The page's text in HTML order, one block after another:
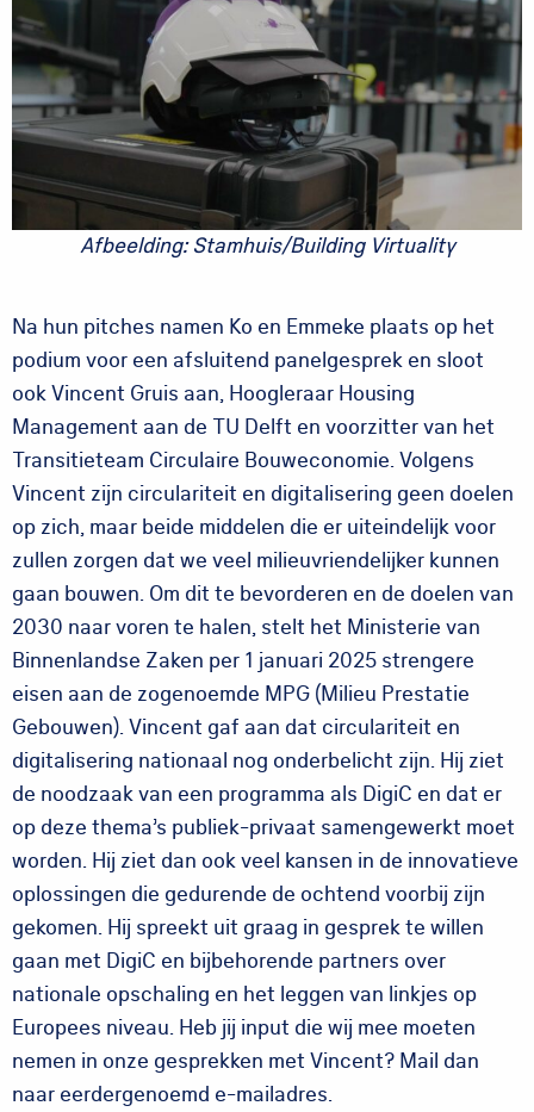
Afbeelding: Stamhuis/Building Virtuality
Na hun pitches namen Ko en Emmeke plaats op het
podium voor een afsluitend panelgesprek en sloot
ook Vincent Gruis aan, Hoogleraar Housing
Management aan de TU Delft en voorzitter van het
Transitieteam Circulaire Bouweconomie. Volgens
Vincent zijn circulariteit en digitalisering geen doelen
op zich, maar beide middelen die er uiteindelijk voor
zullen zorgen dat we veel milieuvriendelijker kunnen
gaan bouwen. Om dit te bevorderen en de doelen van
2030 naar voren te halen, stelt het Ministerie van
Binnenlandse Zaken per 1 januari 2025 strengere
eisen aan de zogenoemde MPG (Milieu Prestatie
Gebouwen). Vincent gaf aan dat circulariteit en
digitalisering nationaal nog onderbelicht zijn. Hij ziet
de noodzaak van een programma als DigiC en dat er
op deze thema’s publiek-privaat samengewerkt moet
worden. Hij ziet dan ook veel kansen in de innovatieve
oplossingen die gedurende de ochtend voorbij zijn
gekomen. Hij spreekt uit graag in gesprek te willen
gaan met DigiC en bijbehorende partners over
nationale opschaling en het leggen van linkjes op
Europees niveau. Heb jij input die wij mee moeten
nemen in onze gesprekken met Vincent? Mail dan
naar eerdergenoemd e-mailadres.